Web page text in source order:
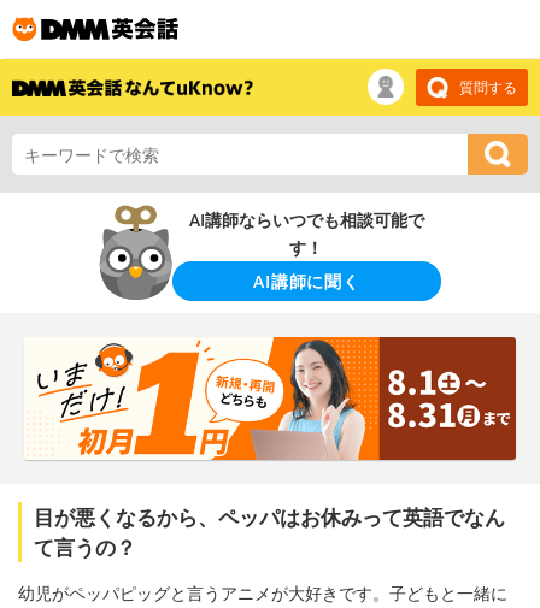
質問する
AI講師ならいつでも相談可能で
す！
AI講師に聞く
目が悪くなるから、ペッパはお休みって英語でなん
て言うの？
幼児がペッパピッグと言うアニメが大好きです。子どもと一緒に